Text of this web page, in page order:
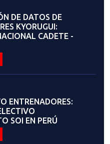
DE DATOS DE
KYORUGUI:
CADETE -
ENTRENADORES:
SOI EN PERÚ